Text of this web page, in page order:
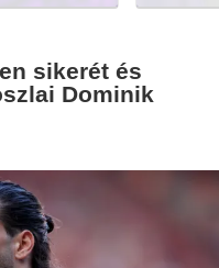
sikerét és
Dominik